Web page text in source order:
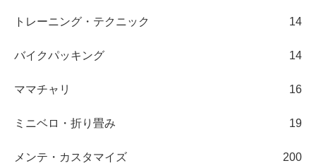
トレーニング・テクニック 14
バイクパッキング 14
ママチャリ 16
ミニベロ・折り畳み 19
メンテ・カスタマイズ 200